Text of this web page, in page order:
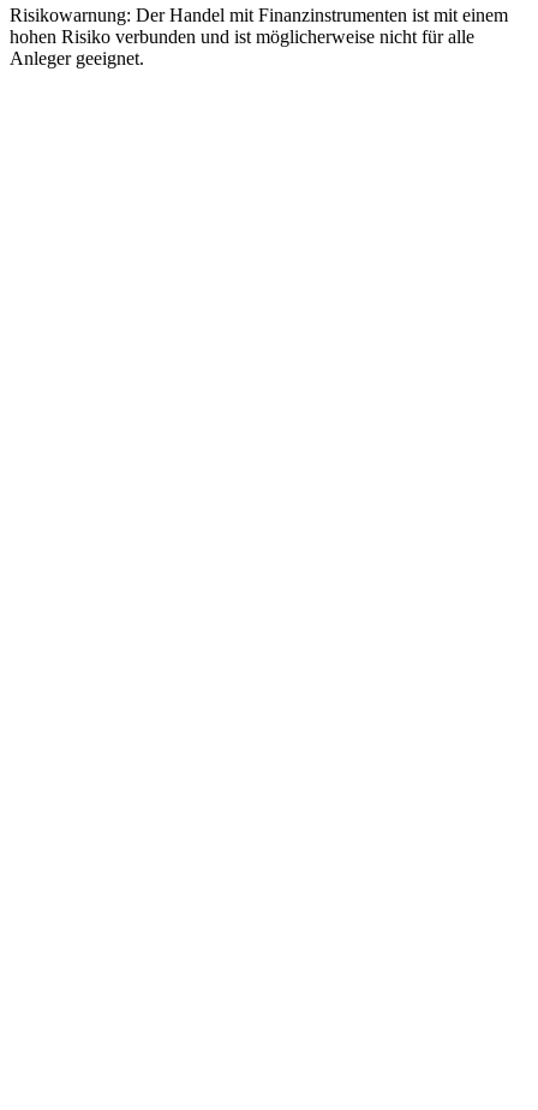
Risikowarnung: Der Handel mit Finanzinstrumenten ist mit einem
hohen Risiko verbunden und ist möglicherweise nicht für alle
Anleger geeignet.